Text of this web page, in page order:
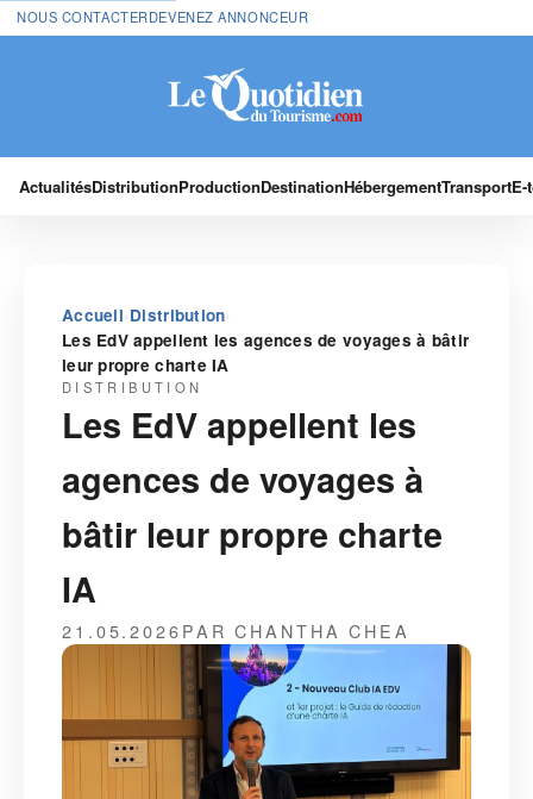
NOUS CONTACTERDEVENEZ ANNONCEUR
ActualitésDistributionProductionDestinationHébergementTransport
Accueil›Distribution›
Les EdV appellent les agences de voyages à bâtir
leur propre charte IA
DISTRIBUTION
Les EdV appellent les
agences de voyages à
bâtir leur propre charte
IA
21.05.2026PAR CHANTHA CHEA